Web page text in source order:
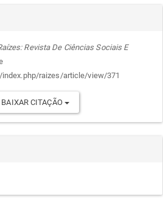
Revista De Ciências Sociais E
raizes/article/view/371
BAIXAR CITAÇÃO